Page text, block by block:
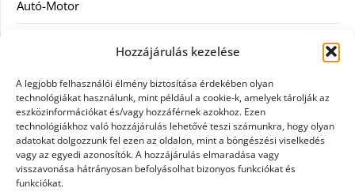
Hozzájárulás kezelése
A legjobb felhasználói élmény biztosítása érdekében olyan
technológiákat használunk, mint például a cookie-k, amelyek tárolják az
eszközinformációkat és/vagy hozzáférnek azokhoz. Ezen
technológiákhoz való hozzájárulás lehetővé teszi számunkra, hogy olyan
adatokat dolgozzunk fel ezen az oldalon, mint a böngészési viselkedés
vagy az egyedi azonosítók. A hozzájárulás elmaradása vagy
visszavonása hátrányosan befolyásolhat bizonyos funkciókat és
funkciókat.
Autó-Motor
Egészség
Egyéb
Étel
Szolgáltatás